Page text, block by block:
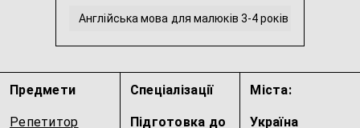
Англійська мова для малюків 3-4 років
Інтенсивна англійська
Англійська мова для молодших школярів
Предмети
Репетитор
Спеціалізації
Підготовка до
Міста:
Україна